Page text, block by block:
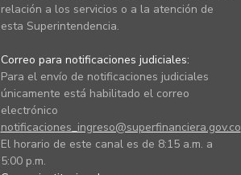
relación a los servicios o a la atención de
esta Superintendencia.
Correo para notificaciones judiciales:
Para el envío de notificaciones judiciales
únicamente está habilitado el correo
electrónico
notificaciones_ingreso@superfinanciera.gov.co
El horario de este canal es de 8:15 a.m. a
5:00 p.m.